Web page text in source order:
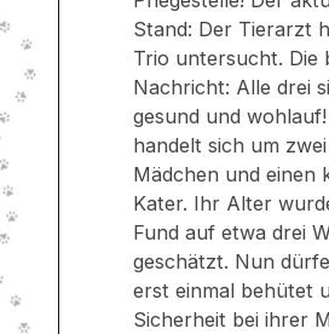
Stand: Der Tierarzt
Trio untersucht. Die
Nachricht: Alle drei
gesund und wohlauf!
handelt sich um
Mädchen und einen
Kater. Ihr Alter
Fund auf etwa drei
geschätzt. Nun
erst einmal behütet
Sicherheit bei ihrer